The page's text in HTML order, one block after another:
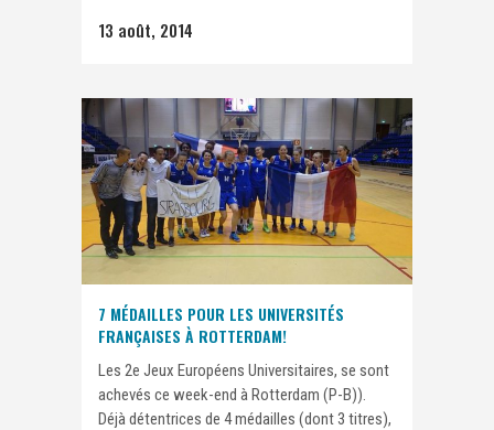
13 août, 2014
7 MÉDAILLES POUR LES UNIVERSITÉS
FRANÇAISES À ROTTERDAM!
Les 2e Jeux Européens Universitaires, se sont
achevés ce week-end à Rotterdam (P-B)).
Déjà détentrices de 4 médailles (dont 3 titres),